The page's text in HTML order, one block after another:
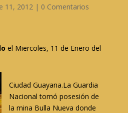
11, 2012| 0 Comentarios
el Miercoles, 11 de Enero del
Ciudad Guayana.La Guardia
Nacional tomó posesión de
la mina Bulla Nueva donde